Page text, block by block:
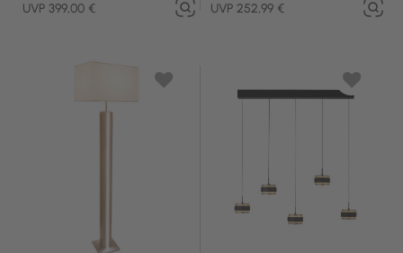
UVP 399,00 € UVP 252,99 €